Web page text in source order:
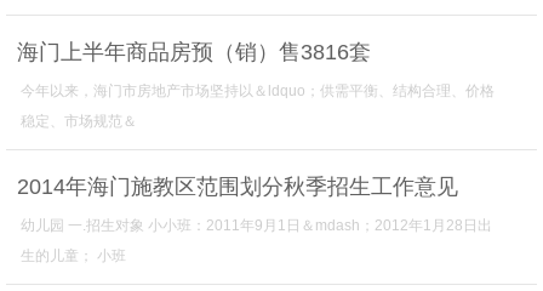
海门上半年商品房预（销）售3816套
今年以来，海门市房地产市场坚持以＆ldquo；供需平衡、结构合理、价格
稳定、市场规范＆
2014年海门施教区范围划分秋季招生工作意见
幼儿园 一.招生对象 小小班：2011年9月1日＆mdash；2012年1月28日出
生的儿童； 小班